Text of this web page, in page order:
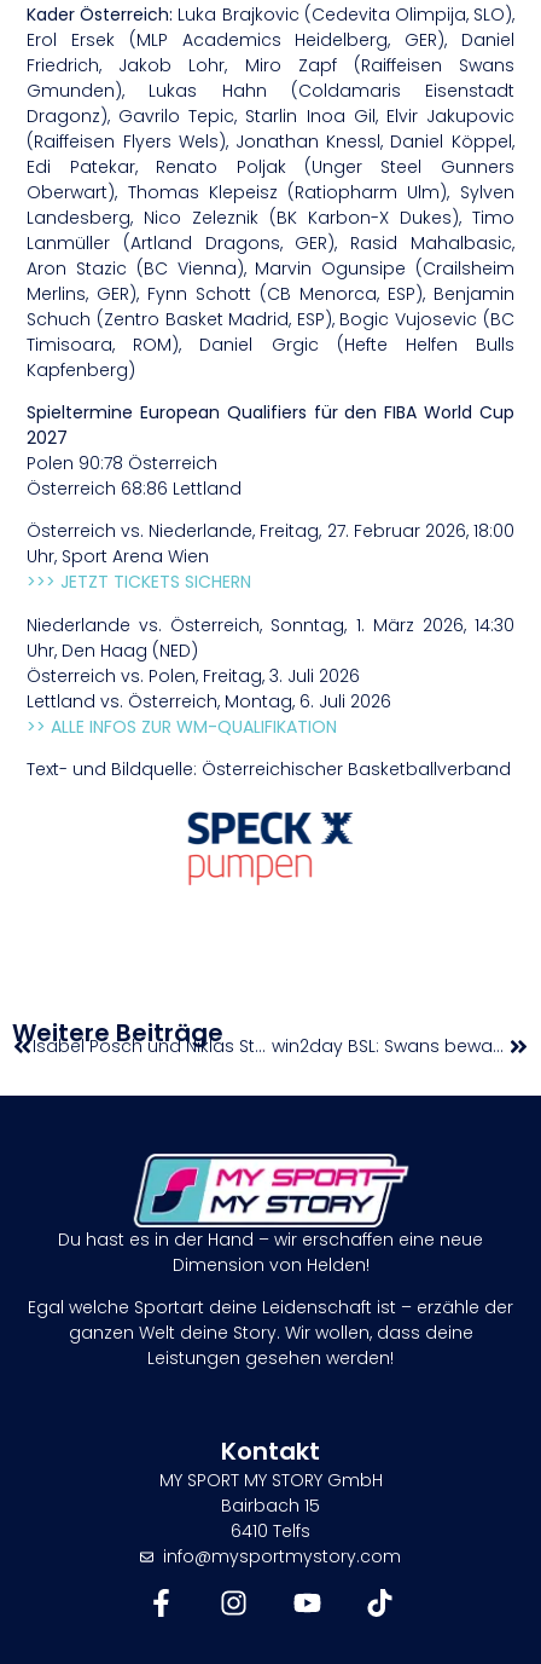
Kader Österreich: Luka Brajkovic (Cedevita Olimpija, SLO),
Erol Ersek (MLP Academics Heidelberg, GER), Daniel
Friedrich, Jakob Lohr, Miro Zapf (Raiffeisen Swans
Gmunden), Lukas Hahn (Coldamaris Eisenstadt
Dragonz), Gavrilo Tepic, Starlin Inoa Gil, Elvir Jakupovic
(Raiffeisen Flyers Wels), Jonathan Knessl, Daniel Köppel,
Edi Patekar, Renato Poljak (Unger Steel Gunners
Oberwart), Thomas Klepeisz (Ratiopharm Ulm), Sylven
Landesberg, Nico Zeleznik (BK Karbon-X Dukes), Timo
Lanmüller (Artland Dragons, GER), Rasid Mahalbasic,
Aron Stazic (BC Vienna), Marvin Ogunsipe (Crailsheim
Merlins, GER), Fynn Schott (CB Menorca, ESP), Benjamin
Schuch (Zentro Basket Madrid, ESP), Bogic Vujosevic (BC
Timisoara, ROM), Daniel Grgic (Hefte Helfen Bulls
Kapfenberg)
Spieltermine European Qualifiers für den FIBA World Cup
2027
Polen 90:78 Österreich
Österreich 68:86 Lettland
Österreich vs. Niederlande, Freitag, 27. Februar 2026, 18:00
Uhr, Sport Arena Wien
>>> JETZT TICKETS SICHERN
Niederlande vs. Österreich, Sonntag, 1. März 2026, 14:30
Uhr, Den Haag (NED)
Österreich vs. Polen, Freitag, 3. Juli 2026
Lettland vs. Österreich, Montag, 6. Juli 2026
>> ALLE INFOS ZUR WM-QUALIFIKATION
Text- und Bildquelle: Österreichischer Basketballverband
Weitere Beiträge Isabel Posch und Niklas Strohmayer-Dangl mit schnellsten Zeiten seit 17 Jahren win2day BSL: Swans bewahren Chance auf Top-6
Du hast es in der Hand – wir erschaffen eine neue
Dimension von Helden!
Egal welche Sportart deine Leidenschaft ist – erzähle der
ganzen Welt deine Story. Wir wollen, dass deine
Leistungen gesehen werden!
Kontakt
MY SPORT MY STORY GmbH
Bairbach 15
6410 Telfs
info@mysportmystory.com